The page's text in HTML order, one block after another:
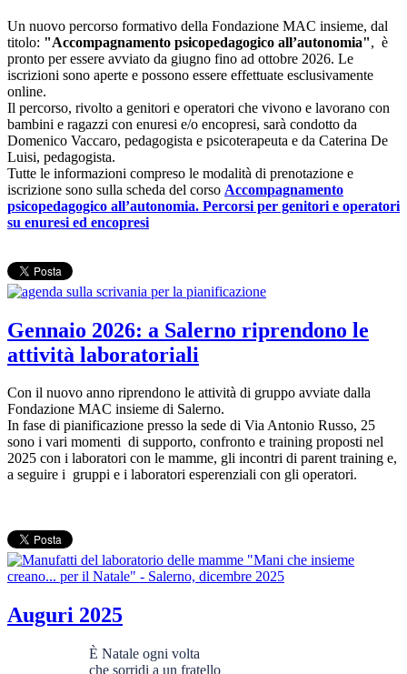
Un nuovo percorso formativo della Fondazione MAC insieme, dal
titolo: "Accompagnamento psicopedagogico all’autonomia", è
pronto per essere avviato da giugno fino ad ottobre 2026. Le
iscrizioni sono aperte e possono essere effettuate esclusivamente
online.
Il percorso, rivolto a genitori e operatori che vivono e lavorano con
bambini e ragazzi con enuresi e/o encopresi, sarà condotto da
Domenico Vaccaro, pedagogista e psicoterapeuta e da Caterina De
Luisi, pedagogista.
Tutte le informazioni compreso le modalità di prenotazione e
iscrizione sono sulla scheda del corso Accompagnamento
psicopedagogico all’autonomia. Percorsi per genitori e operatori
su enuresi ed encopresi
Gennaio 2026: a Salerno riprendono le
attività laboratoriali
Con il nuovo anno riprendono le attività di gruppo avviate dalla
Fondazione MAC insieme di Salerno.
In fase di pianificazione presso la sede di Via Antonio Russo, 25
sono i vari momenti di supporto, confronto e training proposti nel
2025 con i laboratori con le mamme, gli incontri di parent training e,
a seguire i gruppi e i laboratori esperenziali con gli operatori.
Auguri 2025
È Natale ogni volta
che sorridi a un fratello